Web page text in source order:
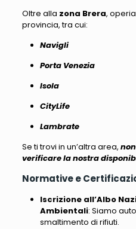
Oltre alla zona Brera,
provincia, tra cui:
Navigli
Porta Venezia
Isola
CityLife
Lambrate
Se ti trovi in un’altra area,
verificare la nostra
Normative e
Iscrizione all’Albo
Ambientali: Siamo
smaltimento di rifiuti.